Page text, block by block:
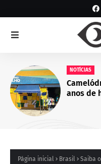
NOTÍCIAS
anos de
Página inicial Brasil
Saiba